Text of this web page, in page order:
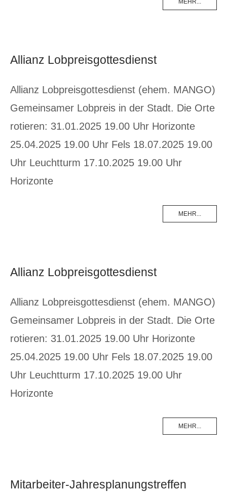
MEHR...
Allianz Lobpreisgottesdienst
Allianz Lobpreisgottesdienst (ehem. MANGO)
Gemeinsamer Lobpreis in der Stadt. Die Orte
rotieren: 31.01.2025 19.00 Uhr Horizonte
25.04.2025 19.00 Uhr Fels 18.07.2025 19.00
Uhr Leuchtturm 17.10.2025 19.00 Uhr
Horizonte
MEHR...
Allianz Lobpreisgottesdienst
Allianz Lobpreisgottesdienst (ehem. MANGO)
Gemeinsamer Lobpreis in der Stadt. Die Orte
rotieren: 31.01.2025 19.00 Uhr Horizonte
25.04.2025 19.00 Uhr Fels 18.07.2025 19.00
Uhr Leuchtturm 17.10.2025 19.00 Uhr
Horizonte
MEHR...
Mitarbeiter-Jahresplanungstreffen